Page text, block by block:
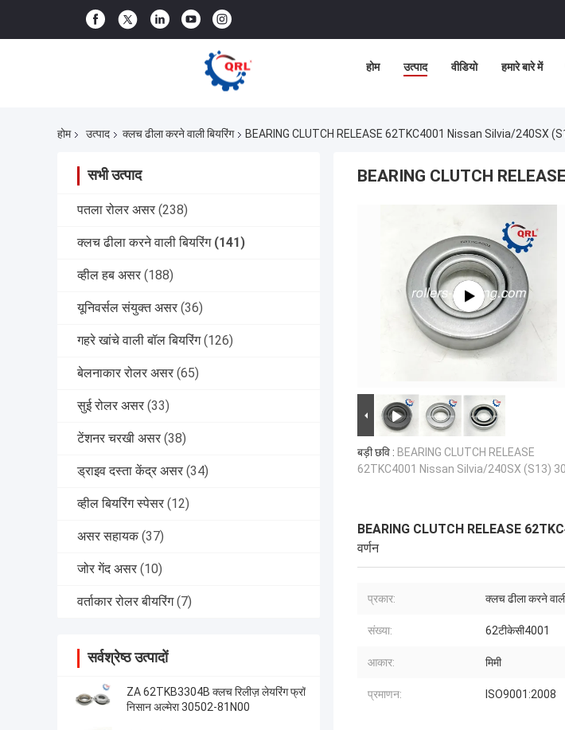
होम उत्पाद वीडियो हमारे बारे में
होम उत्पाद क्लच ढीला करने वाली बियरिंग BEARING CLUTCH RELEASE 62TKC4001 Nissan Silvia/240SX
सभी उत्पाद
पतला रोलर असर (238)
क्लच ढीला करने वाली बियरिंग (141)
व्हील हब असर (188)
यूनिवर्सल संयुक्त असर (36)
गहरे खांचे वाली बॉल बियरिंग (126)
बेलनाकार रोलर असर (65)
सुई रोलर असर (33)
टेंशनर चरखी असर (38)
ड्राइव दस्ता केंद्र असर (34)
व्हील बियरिंग स्पेसर (12)
असर सहायक (37)
जोर गेंद असर (10)
वर्ताकार रोलर बीयरिंग (7)
सर्वश्रेष्ठ उत्पादों
ZA 62TKB3304B क्लच रिलीज़ लेयरिंग फ्रॉ
निसान अल्मेरा 30502-81N00
BEARING CLUTCH
बड़ी छवि : BEARING CLUTCH RELEASE
62TKC4001 Nissan Silvia/240SX (S13)
BEARING CLUTCH RELEASE
वर्णन
प्रकार: क्लच ढीला करने
संख्या: 62टीकेसी4001
आकार: मिमी
प्रमाणन: ISO9001:2008